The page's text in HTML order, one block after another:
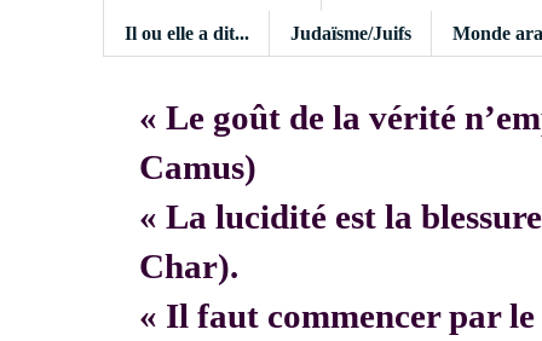
Il ou elle a dit... Judaïsme/Juifs Monde
« Le goût de la vérité
Camus)
« La lucidité est la
Char).
« Il faut commencer par le